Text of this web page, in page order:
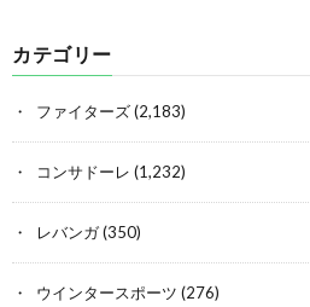
カテゴリー
ファイターズ(2,183)
コンサドーレ (1,232)
レバンガ(350)
ウインタースポーツ (276)